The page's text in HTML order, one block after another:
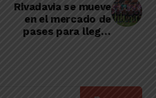
Rivadavia se mueve
en el mercado de
pases para llegar